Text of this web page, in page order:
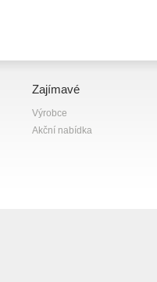
Zajímavé
Výrobce
Akční nabídka